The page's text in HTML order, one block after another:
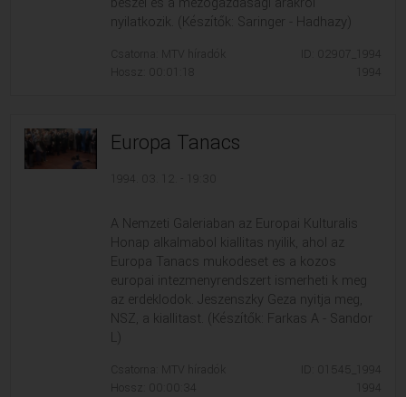
nyilatkozik. (Készítők: Saringer - Hadhazy)
Csatorna: MTV híradók
Hossz: 00:01:18
ID: 02907_1994
1994
Europa Tanacs
1994. 03. 12. - 19:30
A Nemzeti Galeriaban az Europai Kulturalis
Honap alkalmabol kiallitas nyilik, ahol az
Europa Tanacs mukodeset es a kozos
europai intezmenyrendszert ismerheti k meg
az erdeklodok. Jeszenszky Geza nyitja meg,
NSZ, a kiallitast. (Készítők: Farkas A - Sandor
L)
Csatorna: MTV híradók
Hossz: 00:00:34
ID: 01545_1994
1994